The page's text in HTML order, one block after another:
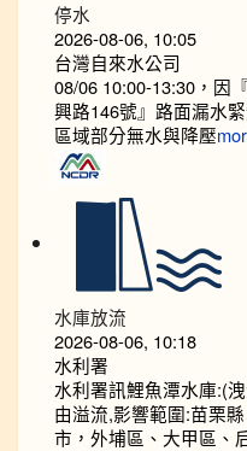
停水
2026-08-06, 10:05
台灣自來水公司
08/06 10:00-13:30，因
興路146號』路面漏水
區域部分無水與降壓
水庫放流
2026-08-06, 10:18
水利署
水利署訊鯉魚潭水庫:(
由溢流,影響範圍:苗栗
市，外埔區、大甲區、